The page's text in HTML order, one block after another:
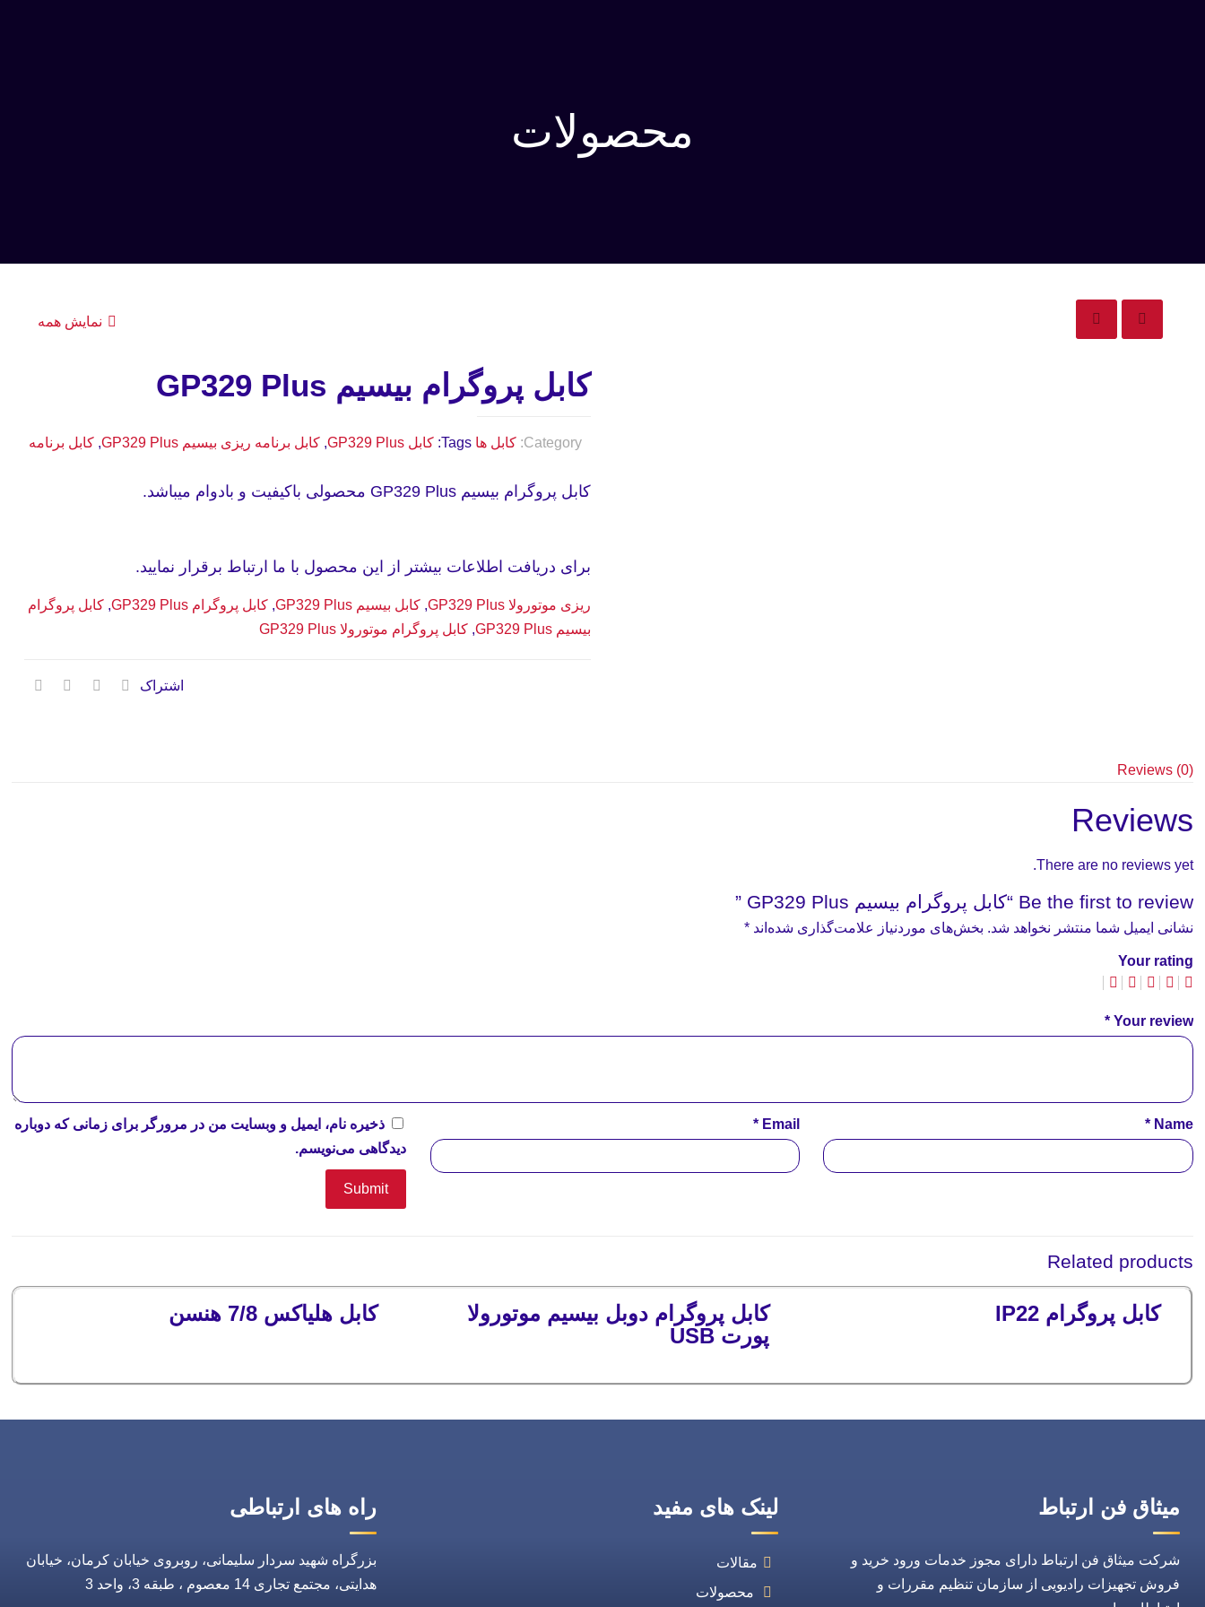
محصولات
نمایش همه
کابل پروگرام بیسیم GP329 Plus
کابل پروگرام بیسیم GP329 Plus محصولی باکیفیت و بادوام میباشد.
برای دریافت اطلاعات بیشتر از این محصول با ما ارتباط برقرار نمایید.
Category: کابل ها Tags: کابل GP329 Plus ,کابل برنامه ریزی بیسیم GP329 Plus ,کابل برنامه
ریزی موتورولا GP329 Plus ,کابل بیسیم GP329 Plus ,کابل پروگرام GP329 Plus ,کابل پروگرام
بیسیم GP329 Plus
,کابل پروگرام موتورولا GP329 Plus
اشتراک
Reviews (0)
Reviews
There are no reviews yet.
Be the first to review “کابل پروگرام بیسیم GP329 Plus ”
نشانی ایمیل شما منتشر نخواهد شد. بخش‌های موردنیاز علامت‌گذاری شده‌اند*
Your rating
Your review
*
Name
*
Email
*
ذخیره نام، ایمیل و وبسایت من در مرورگر برای زمانی که دوباره
دیدگاهی می‌نویسم.
Related products
کابل پروگرام IP22
کابل پروگرام دوبل بیسیم موتورولا
پورت USB
کابل هلیاکس 7/8 هنسن
میثاق فن ارتباط
شرکت میثاق فن ارتباط دارای مجوز خدمات ورود خرید و
فروش تجهیزات رادیویی از سازمان تنظیم مقررات و
لینک های مفید
مقالات
محصولات
راه های ارتباطی
بزرگراه شهید سردار سلیمانی، روبروی خیابان کرمان، خیابان
هدایتی، مجتمع تجاری 14 معصوم ، طبقه 3، واحد 3